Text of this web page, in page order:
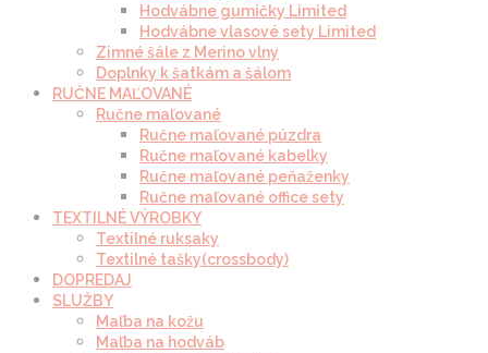
Hodvábne gumičky Limited
Hodvábne vlasové sety Limited
Zimné šále z Merino vlny
Doplnky k šatkám a šálom
RUČNE MAĽOVANÉ
Ručne maľované
Ručne maľované púzdra
Ručne maľované kabelky
Ručne maľované peňaženky
Ručne maľované office sety
TEXTILNÉ VÝROBKY
Textilné ruksaky
Textilné tašky(crossbody)
DOPREDAJ
SLUŽBY
Maľba na kožu
Maľba na hodváb